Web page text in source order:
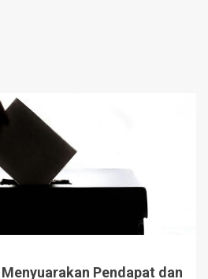
Pendapat dan